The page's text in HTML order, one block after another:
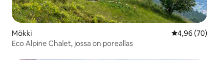
Mökki
4,96 (70)
Eco Alpine Chalet, jossa on poreallas